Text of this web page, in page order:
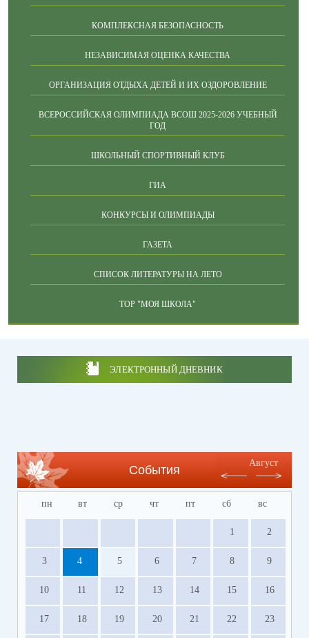
КОМПЛЕКСНАЯ БЕЗОПАСНОСТЬ
НЕЗАВИСИМАЯ ОЦЕНКА КАЧЕСТВА
ОРГАНИЗАЦИЯ ОТДЫХА ДЕТЕЙ И ИХ ОЗДОРОВЛЕНИЕ
ВСЕРОССИЙСКАЯ ОЛИМПИАДА ВСОШ 2025-2026 УЧЕБНЫЙ
ГОД
ШКОЛЬНЫЙ СПОРТИВНЫЙ КЛУБ
ГИА
КОНКУРСЫ И ОЛИМПИАДЫ
ГАЗЕТА
СПИСОК ЛИТЕРАТУРЫ НА ЛЕТО
ТОР "МОЯ ШКОЛА"
ЭЛЕКТРОННЫЙ ДНЕВНИК
События
Август
пн вт ср чт пт сб вс
1 2
3 4 5 6 7 8 9
10 11 12 13 14 15 16
17 18 19 20 21 22 23